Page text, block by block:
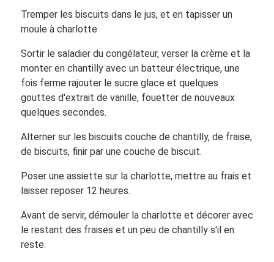
Tremper les biscuits dans le jus, et en tapisser un
moule à charlotte
Sortir le saladier du congélateur, verser la crème et la
monter en chantilly avec un batteur électrique, une
fois ferme rajouter le sucre glace et quelques
gouttes d'extrait de vanille, fouetter de nouveaux
quelques secondes.
Alterner sur les biscuits couche de chantilly, de fraise,
de biscuits, finir par une couche de biscuit.
Poser une assiette sur la charlotte, mettre au frais et
laisser reposer 12 heures.
Avant de servir, démouler la charlotte et décorer avec
le restant des fraises et un peu de chantilly s'il en
reste.